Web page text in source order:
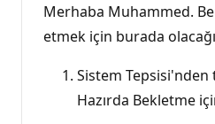
Merhaba Muhammed.
etmek için burada
Sistem Tepsisi'nden
Hazırda Bekletme